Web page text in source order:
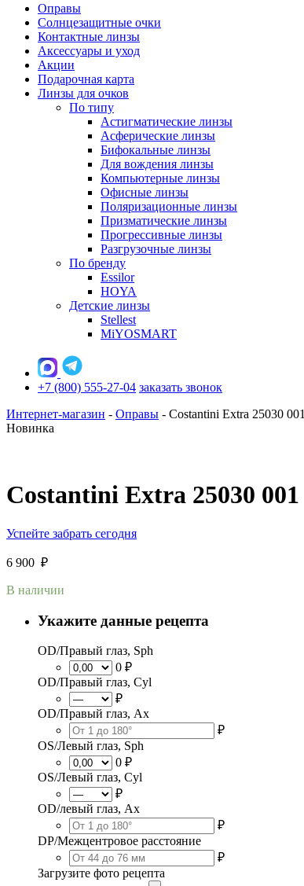
Оправы
Солнцезащитные очки
Контактные линзы
Аксессуары и уход
Акции
Подарочная карта
Линзы для очков
По типу
Астигматические линзы
Асферические линзы
Бифокальные линзы
Для вождения линзы
Компьютерные линзы
Офисные линзы
Поляризационные линзы
Призматические линзы
Прогрессивные линзы
Разгрузочные линзы
По бренду
Essilor
HOYA
Детские линзы
Stellest
MiYOSMART
+7 (800) 555-27-04 заказать звонок
Интернет-магазин - Оправы - Costantini Extra 25030 001
Новинка
Costantini Extra 25030 001
Успейте забрать сегодня
6 900 ₽
В наличии
Укажите данные рецепта
OD/Правый глаз, Sph
0 ₽
OD/Правый глаз, Cyl
₽
OD/Правый глаз, Ax
₽
OS/Левый глаз, Sph
0 ₽
OS/Левый глаз, Cyl
₽
OD/левый глаз, Ax
₽
DP/Межцентровое расстояние
₽
Загрузите фото рецепта